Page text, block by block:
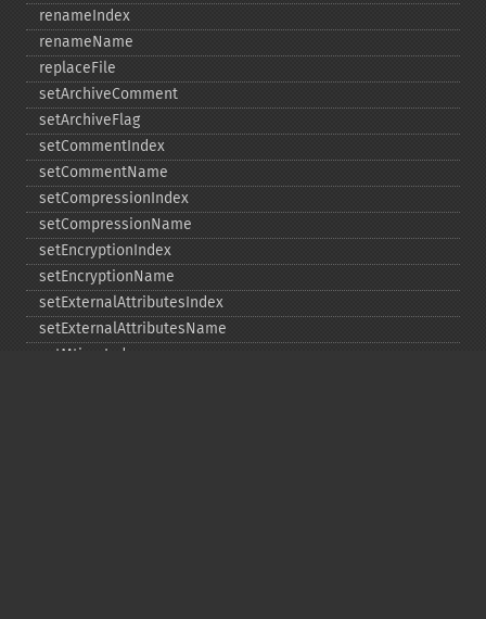
renameIndex
renameName
replaceFile
setArchiveComment
setArchiveFlag
setCommentIndex
setCommentName
setCompressionIndex
setCompressionName
setEncryptionIndex
setEncryptionName
setExternalAttributesIndex
setExternalAttributesName
setMtimeIndex